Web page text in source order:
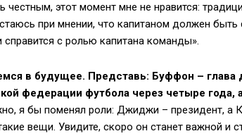
честным, этот момент мне не нравится:
при мнении, что капитаном должен
справится с ролью капитана команды».
в будущее. Представь: Буффон – глава
федерации футбола через четыре
я бы поменял роли: Джиджи – президент, а
вещи. Увидите, скоро он станет важной и